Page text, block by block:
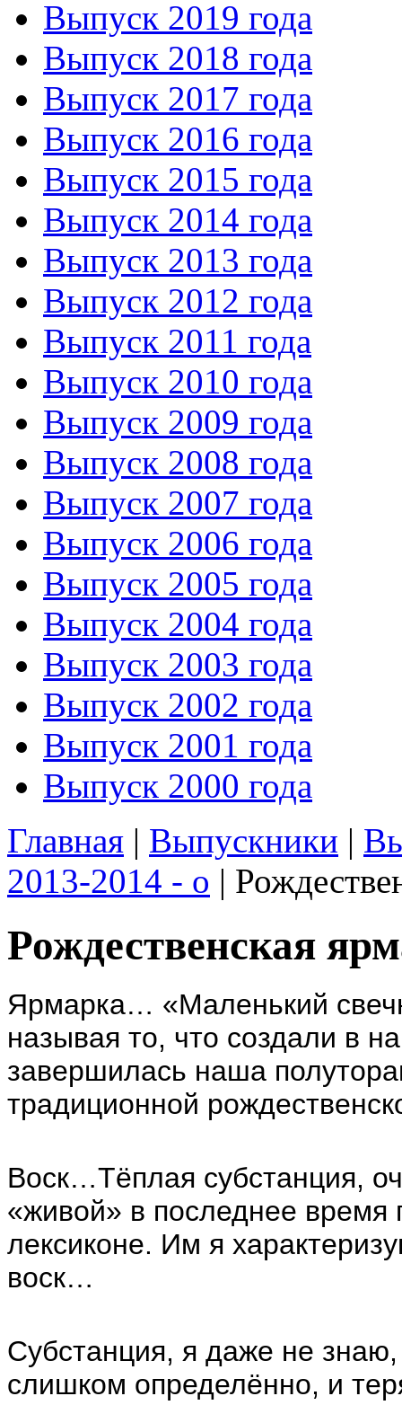
Выпуск 2019 года
Выпуск 2018 года
Выпуск 2017 года
Выпуск 2016 года
Выпуск 2015 года
Выпуск 2014 года
Выпуск 2013 года
Выпуск 2012 года
Выпуск 2011 года
Выпуск 2010 года
Выпуск 2009 года
Выпуск 2008 года
Выпуск 2007 года
Выпуск 2006 года
Выпуск 2005 года
Выпуск 2004 года
Выпуск 2003 года
Выпуск 2002 года
Выпуск 2001 года
Выпуск 2000 года
Главная | Выпускники |
2013-2014 - о |
Рождественская
Ярмарка… «Маленький
называя то, что создали в
завершилась наша
традиционной
Воск…Тёплая субстанция,
«живой» в последнее
лексиконе. Им я
воск…
Субстанция, я даже не
слишком определённо, и